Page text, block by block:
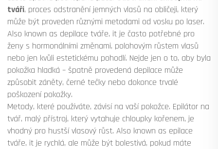
tváři, proces odstranění jemných vlasů na obličeji, který
může být proveden různými metodami od vosku po laser.
Also known as depilace tváře, it je často potřebné pro
ženy s hormonálními změnami, polohovým růstem vlasů
nebo jen kvůli estetickému pohodlí. Nejde jen o to, aby byla
pokožka hladká – špatně provedená depilace může
způsobit záněty, černé tečky nebo dokonce trvalé
poškození pokožky.
Metody, které používáte, závisí na vaší pokožce. Epilátor na
tvář, malý přístroj, který vytahuje chloupky kořenem, je
vhodný pro hustší vlasový růst. Also known as epilace
tváře, it je rychlá, ale může být bolestivá, pokud máte